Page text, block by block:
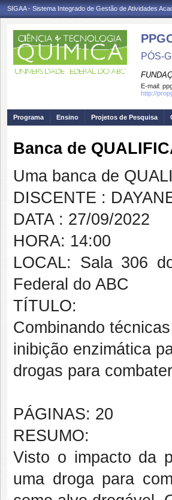
SIGAA - Sistema Integrado de Gestão de Atividades
PÓS-
E-mail:
http://
Programa Ensino Projetos de Pesquisa
Banca de
Uma banca de
DISCENTE :
DATA : 27/09/2022
HORA: 14:00
LOCAL: Sala 306
Federal do ABC
TÍTULO:
Combinando
inibição enzimática
drogas para
PÁGINAS: 20
RESUMO:
Visto o impacto da
uma droga para